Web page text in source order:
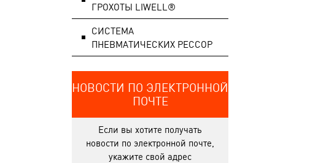
ГРОХОТЫ LIWELL®
СИСТЕМA
ПНЕВМАТИЧЕСКИХ РЕССОР
НОВОСТИ ПО ЭЛЕКТРОННОЙ
ПОЧТЕ
Если вы хотите получать
новости по электронной почте,
укажите свой адрес